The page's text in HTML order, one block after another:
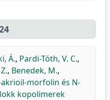
Á., Pardi-Tóth, V. C.,
, Benedek, M.,
morfolin és N-
kopolimerek